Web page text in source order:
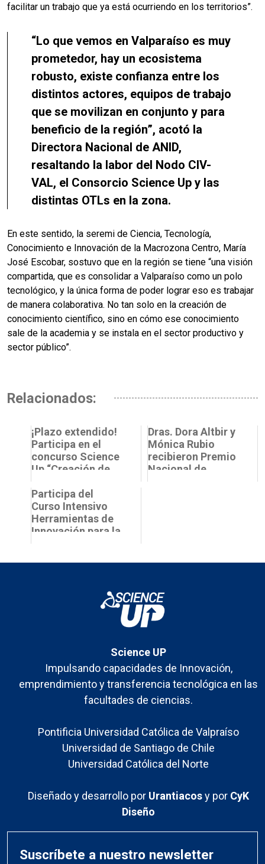
facilitar un trabajo que ya está ocurriendo en los territorios”.
“Lo que vemos en Valparaíso es muy
prometedor, hay un ecosistema
robusto, existe confianza entre los
distintos actores, equipos de trabajo
que se movilizan en conjunto y para
beneficio de la región”, acotó la
Directora Nacional de ANID,
resaltando la labor del Nodo CIV-
VAL, el Consorcio Science Up y las
distintas OTLs en la zona.
En este sentido, la seremi de Ciencia, Tecnología,
Conocimiento e Innovación de la Macrozona Centro, María
José Escobar, sostuvo que en la región se tiene “una visión
compartida, que es consolidar a Valparaíso como un polo
tecnológico, y la única forma de poder lograr eso es trabajar
de manera colaborativa. No tan solo en la creación de
conocimiento científico, sino en cómo ese conocimiento
sale de la academia y se instala en el sector productivo y
sector público”.
Relacionados:
¡Plazo extendido!
Participa en el
concurso Science
Up “Creación de
liderazgo y
participac...
Dras. Dora Altbir y
Mónica Rubio
recibieron Premio
Nacional de
Participa del
Curso Intensivo
Herramientas de
Innovación para la
Science UP
Impulsando capacidades de Innovación,
emprendimiento y transferencia tecnológica en las
facultades de ciencias.
Pontificia Universidad Católica de Valpraíso
Universidad de Santiago de Chile
Universidad Católica del Norte
Diseñado y desarrollo por Urantiacosy por CyK
Diseño
Suscríbete a nuestro newsletter